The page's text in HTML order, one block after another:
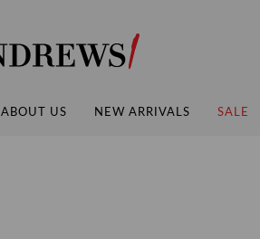
Andrews
ABOUT US NEW ARRIVALS SALE